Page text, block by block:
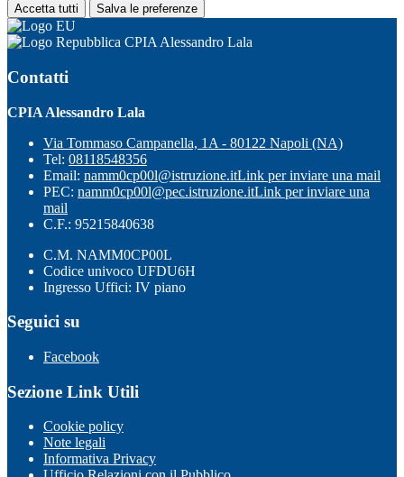
Accetta tutti Salva le preferenze
CPIA Alessandro Lala
Contatti
CPIA Alessandro Lala
Via Tommaso Campanella, 1A - 80122 Napoli (NA)
Tel: 08118548356
Email: namm0cp00l@istruzione.itLink per inviare una mail
PEC: namm0cp00l@pec.istruzione.itLink per inviare una
mail
C.F.: 95215840638
C.M. NAMM0CP00L
Codice univoco UFDU6H
Ingresso Uffici: IV piano
Seguici su
Facebook
Sezione Link Utili
Cookie policy
Note legali
Informativa Privacy